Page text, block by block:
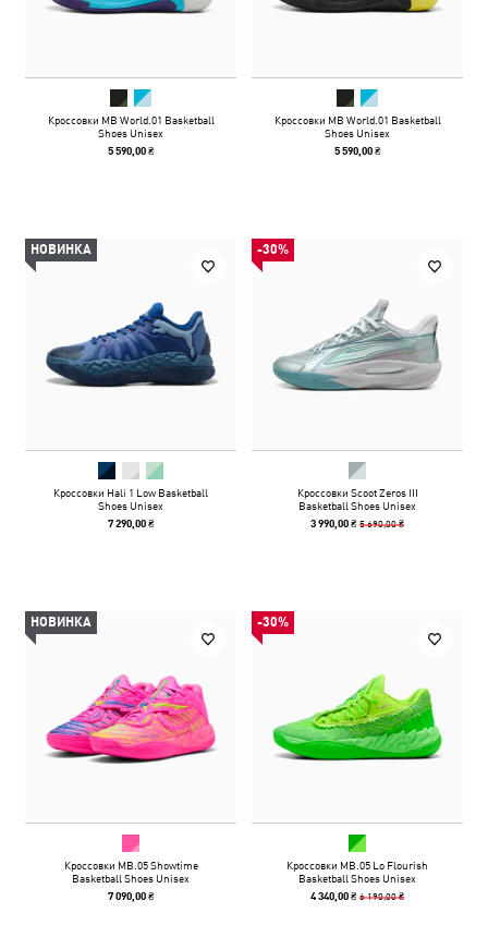
Кроссовки MB World.01 Basketball
Shoes Unisex
5 590,00 ₴
Кроссовки MB World.01 Basketball
Shoes Unisex
5 590,00 ₴
НОВИНКА
Кроссовки Hali 1 Low Basketball
Shoes Unisex
7 290,00 ₴
-30%
Кроссовки Scoot Zeros III
Basketball Shoes Unisex
3 990,00 ₴5 690,00 ₴
НОВИНКА
Кроссовки MB.05 Showtime
Basketball Shoes Unisex
7 090,00 ₴
-30%
Кроссовки MB.05 Lo Flourish
Basketball Shoes Unisex
4 340,00 ₴6 190,00 ₴